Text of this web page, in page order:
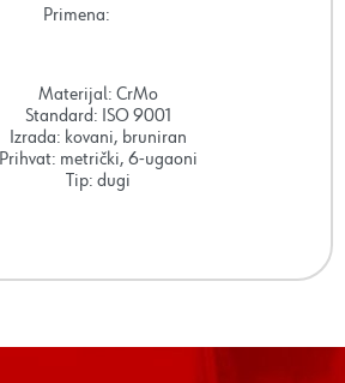
Primena:
Materijal: CrMo
Standard: ISO 9001
Izrada: kovani, bruniran
Prihvat: metrički, 6-ugaoni
Tip: dugi